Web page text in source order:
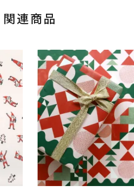
関連商品